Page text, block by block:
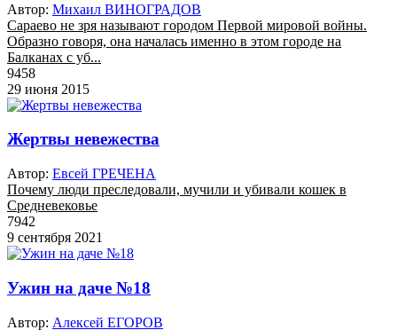
Автор: Михаил ВИНОГРАДОВ
Сараево не зря называют городом Первой мировой войны.
Образно говоря, она началась именно в этом городе на
Балканах с уб...
9458
29 июня 2015
Жертвы невежества
Автор: Евсей ГРЕЧЕНА
Почему люди преследовали, мучили и убивали кошек в
Средневековье
7942
9 сентября 2021
Ужин на даче №18
Автор: Алексей ЕГОРОВ